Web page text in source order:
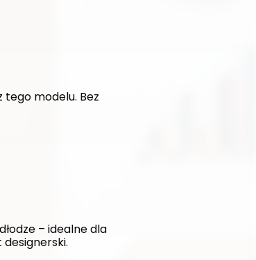
modelu. Bez
– idealne dla